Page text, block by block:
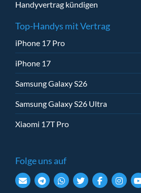
Handyvertrag kündigen
Top-Handys mit Vertrag
iPhone 17 Pro
iPhone 17
Samsung Galaxy S26
Samsung Galaxy S26 Ultra
Xiaomi 17T Pro
Folge uns auf